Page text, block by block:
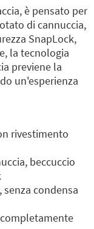
è pensato per
di cannuccia,
SnapLock,
la tecnologia
previene la
un'esperienza
rivestimento
beccuccio
condensa